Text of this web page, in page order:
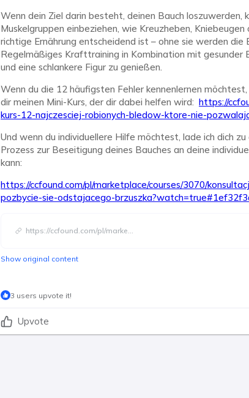
Wenn dein Ziel darin besteht, deinen Bauch loszuwerden,
Muskelgruppen einbeziehen, wie Kreuzheben,
richtige Ernährung entscheidend ist – ohne sie werden die
Regelmäßiges Krafttraining in Kombination mit gesunder
und eine schlankere Figur zu genießen.
Wenn du die 12 häufigsten Fehler kennenlernen
dir meinen Mini-Kurs, der dir dabei helfen wird: https://
kurs-12-najczesciej-robionych-bledow-ktore-nie-
Und wenn du individuellere Hilfe möchtest, lade ich dich
Prozess zur Beseitigung deines Bauches an deine
kann:
https://ccfound.com/pl/marketplace/courses/3070/
pozbycie-sie-odstajacego-
https://ccfound.com/pl/marke
Show original content
3 users upvote it!
Upvote